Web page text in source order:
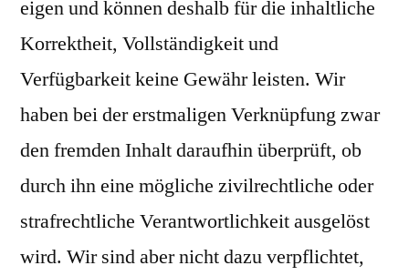
eigen und können deshalb für die inhaltliche
Korrektheit, Vollständigkeit und
Verfügbarkeit keine Gewähr leisten. Wir
haben bei der erstmaligen Verknüpfung zwar
den fremden Inhalt daraufhin überprüft, ob
durch ihn eine mögliche zivilrechtliche oder
strafrechtliche Verantwortlichkeit ausgelöst
wird. Wir sind aber nicht dazu verpflichtet,